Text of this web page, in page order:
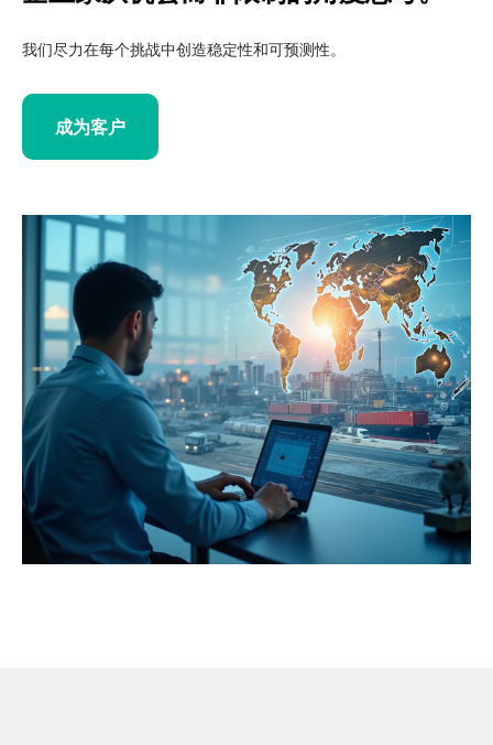
我们尽力在每个挑战中创造稳定性和可预测性。
成为客户